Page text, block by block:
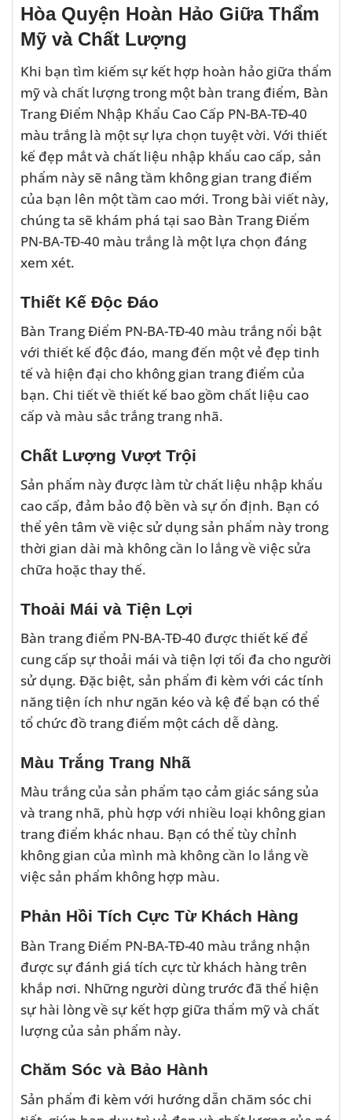
Hòa Quyện Hoàn Hảo Giữa Thẩm
Mỹ và Chất Lượng
Khi bạn tìm kiếm sự kết hợp hoàn hảo giữa thẩm
mỹ và chất lượng trong một bàn trang điểm, Bàn
Trang Điểm Nhập Khẩu Cao Cấp PN-BA-TĐ-40
màu trắng là một sự lựa chọn tuyệt vời. Với thiết
kế đẹp mắt và chất liệu nhập khẩu cao cấp, sản
phẩm này sẽ nâng tầm không gian trang điểm
của bạn lên một tầm cao mới. Trong bài viết này,
chúng ta sẽ khám phá tại sao Bàn Trang Điểm
PN-BA-TĐ-40 màu trắng là một lựa chọn đáng
xem xét.
Thiết Kế Độc Đáo
Bàn Trang Điểm PN-BA-TĐ-40 màu trắng nổi bật
với thiết kế độc đáo, mang đến một vẻ đẹp tinh
tế và hiện đại cho không gian trang điểm của
bạn. Chi tiết về thiết kế bao gồm chất liệu cao
cấp và màu sắc trắng trang nhã.
Chất Lượng Vượt Trội
Sản phẩm này được làm từ chất liệu nhập khẩu
cao cấp, đảm bảo độ bền và sự ổn định. Bạn có
thể yên tâm về việc sử dụng sản phẩm này trong
thời gian dài mà không cần lo lắng về việc sửa
chữa hoặc thay thế.
Thoải Mái và Tiện Lợi
Bàn trang điểm PN-BA-TĐ-40 được thiết kế để
cung cấp sự thoải mái và tiện lợi tối đa cho người
sử dụng. Đặc biệt, sản phẩm đi kèm với các tính
năng tiện ích như ngăn kéo và kệ để bạn có thể
tổ chức đồ trang điểm một cách dễ dàng.
Màu Trắng Trang Nhã
Màu trắng của sản phẩm tạo cảm giác sáng sủa
và trang nhã, phù hợp với nhiều loại không gian
trang điểm khác nhau. Bạn có thể tùy chỉnh
không gian của mình mà không cần lo lắng về
việc sản phẩm không hợp màu.
Phản Hồi Tích Cực Từ Khách Hàng
Bàn Trang Điểm PN-BA-TĐ-40 màu trắng nhận
được sự đánh giá tích cực từ khách hàng trên
khắp nơi. Những người dùng trước đã thể hiện
sự hài lòng về sự kết hợp giữa thẩm mỹ và chất
lượng của sản phẩm này.
Chăm Sóc và Bảo Hành
Sản phẩm đi kèm với hướng dẫn chăm sóc chi